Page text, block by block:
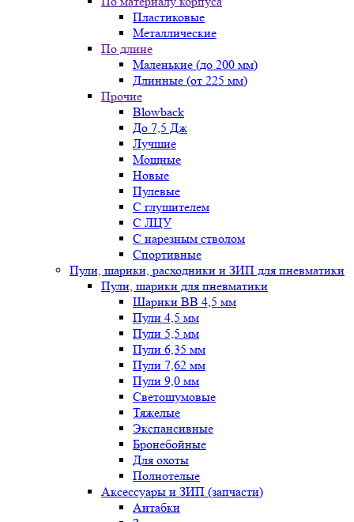
Пластиковые
Металлические
По длине
Маленькие (до 200 мм)
Длинные (от 225 мм)
Прочие
Blowback
До 7,5 Дж
Лучшие
Мощные
Новые
Пулевые
С глушителем
С ЛЦУ
С нарезным стволом
Спортивные
Пули, шарики, расходники и ЗИП для пневматики
Пули, шарики для пневматики
Шарики BB 4,5 мм
Пули 4,5 мм
Пули 5,5 мм
Пули 6,35 мм
Пули 7,62 мм
Пули 9,0 мм
Светошумовые
Тяжелые
Экспансивные
Бронебойные
Для охоты
Полнотелые
Аксессуары и ЗИП (запчасти)
Антабки